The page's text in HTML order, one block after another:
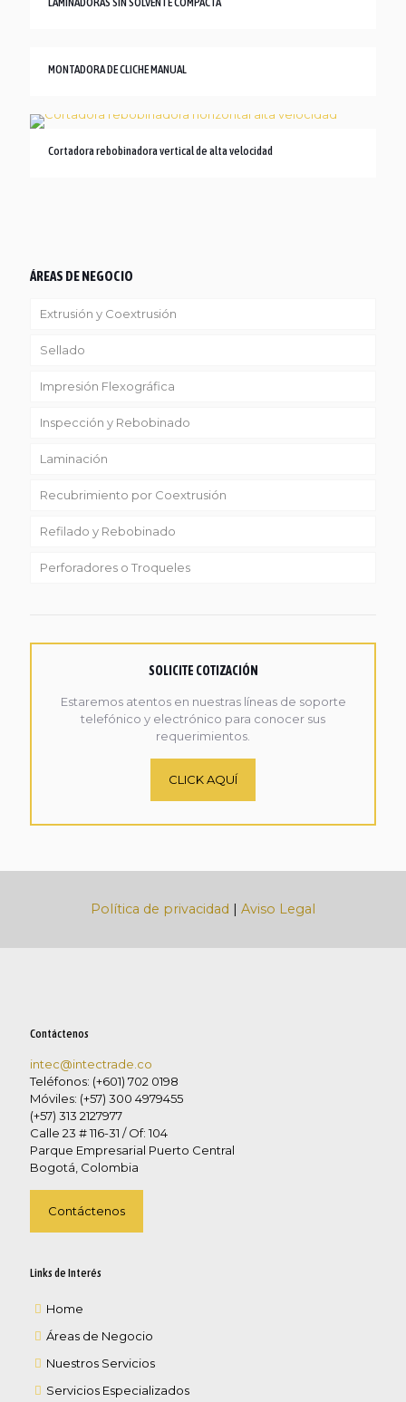
MONTADORA DE CLICHE MANUAL
Cortadora rebobinadora vertical de alta velocidad
ÁREAS DE NEGOCIO
Extrusión y Coextrusión
Linea Reciclaje
Sellado
Impresión Flexográfica
Inspección y Rebobinado
Laminación
Recubrimiento por Coextrusión
Refilado y Rebobinado
Perforadores o Troqueles
SOLICITE COTIZACIÓN
Estaremos atentos en nuestras líneas de soporte
telefónico y electrónico para conocer sus
requerimientos.
CLICK AQUÍ
Política de privacidad | Aviso Legal
Contáctenos
intec@intectrade.co
Teléfonos: (+601) 702 0198
Móviles: (+57) 300 4979455
(+57) 313 2127977
Calle 23 # 116-31 / Of: 104
Parque Empresarial Puerto Central
Bogotá, Colombia
Contáctenos
Links de Interés
Home
Áreas de Negocio
Nuestros Servicios
Servicios Especializados